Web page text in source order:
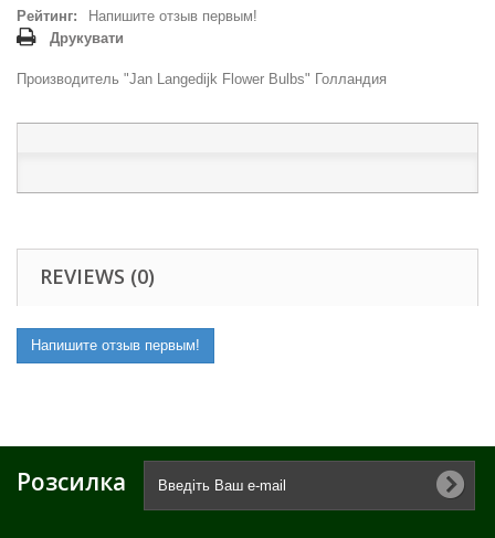
Рейтинг:
Напишите отзыв первым!
Друкувати
Производитель "Jan Langedijk Flower Bulbs" Голландия
REVIEWS (0)
Напишите отзыв первым!
Розсилка